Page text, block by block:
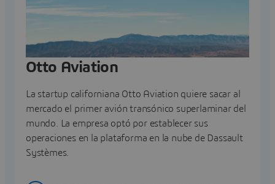
Otto Aviation
La startup californiana Otto Aviation quiere sacar al
mercado el primer avión transónico superlaminar del
mundo. La empresa optó por establecer sus
operaciones en la plataforma en la nube de Dassault
Systèmes.